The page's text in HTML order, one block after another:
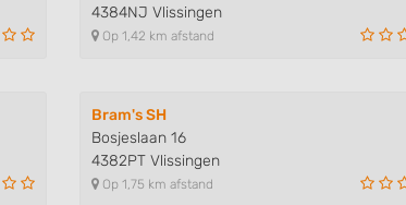
4384NJ Vlissingen
Op 1,42 km afstand
Bram's SH
Bosjeslaan 16
4382PT Vlissingen
Op 1,75 km afstand